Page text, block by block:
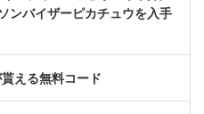
ンバイザーピカチュウを入手
える無料コード